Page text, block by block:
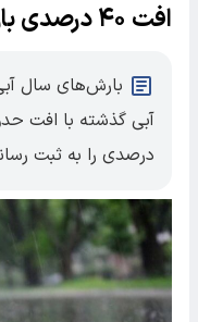
افت ۴۰ درصدی بارش‌های کشور در یک‌سال
بارش‌های سال
درصدی را به ثبت